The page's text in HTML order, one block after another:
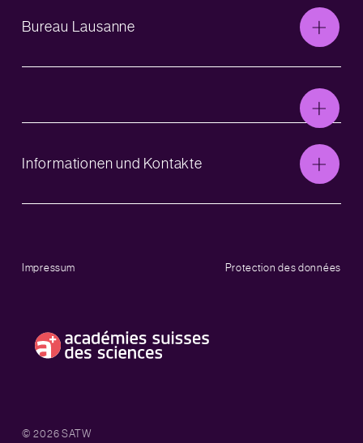
Bureau Lausanne
Informationen und Kontakte
Impressum Protection des données
© 2026 SATW